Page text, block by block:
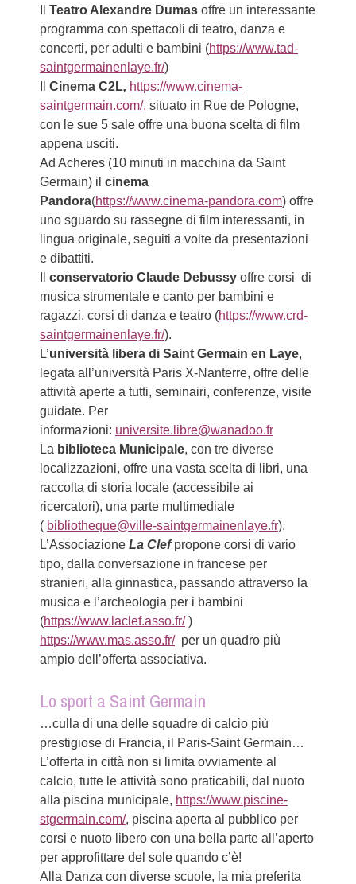
IlTeatro Alexandre Dumas offre un interessante
programma con spettacoli di teatro, danza e
concerti, per adulti e bambini (https://www.tad-
saintgermainenlaye.fr/)
IlCinema C2L, https://www.cinema-
saintgermain.com/, situato in Rue de Pologne,
con le sue 5 sale offre una buona scelta di film
appena usciti.
Ad Acheres (10 minuti in macchina da Saint
Germain) ilcinema
Pandora(https://www.cinema-pandora.com) offre
uno sguardo su rassegne di film interessanti, in
lingua originale, seguiti a volte da presentazioni
e dibattiti.
Ilconservatorio Claude Debussy offre corsi di
musica strumentale e canto per bambini e
ragazzi, corsi di danza e teatro (https://www.crd-
saintgermainenlaye.fr/).
L’università libera di Saint Germain en Laye,
legata all’università Paris X-Nanterre, offre delle
attività aperte a tutti, seminairi, conferenze, visite
guidate. Per
informazioni: universite.libre@wanadoo.fr
La biblioteca Municipale, con tre diverse
localizzazioni, offre una vasta scelta di libri, una
raccolta di storia locale (accessibile ai
ricercatori), una parte multimediale
( bibliotheque@ville-saintgermainenlaye.fr).
L’Associazione La Clefpropone corsi di vario
tipo, dalla conversazione in francese per
stranieri, alla ginnastica, passando attraverso la
musica e l’archeologia per i bambini
(https://www.laclef.asso.fr/)
https://www.mas.asso.fr/per un quadro più
ampio dell’offerta associativa.
Lo sport a Saint Germain
…culla di una delle squadre di calcio più
prestigiose di Francia, il Paris-Saint Germain…
L’offerta in città non si limita ovviamente al
calcio, tutte le attività sono praticabili, dal nuoto
alla piscina municipale, https://www.piscine-
stgermain.com/, piscina aperta al pubblico per
corsi e nuoto libero con una bella parte all’aperto
per approfittare del sole quando c’è!
Alla Danza con diverse scuole, la mia preferita